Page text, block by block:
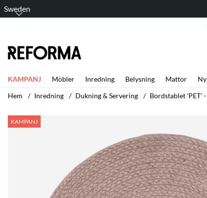
Sweden
KAMPANJ Möbler Inredning Belysning Mattor
Hem
Inredning Dukning & Servering Bordstablet 'PET'
KAMPANJ
Produktbilder Bordstablet 'PET' - Braid Taupe